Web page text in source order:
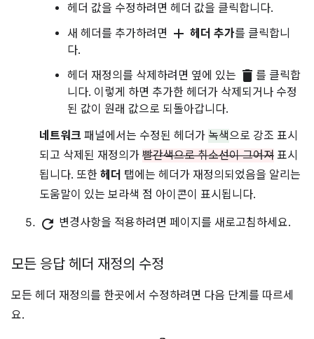
헤더 값을 수정하려면 헤더 값을 클릭합니다.
새 헤더를 추가하려면 add 헤더 추가를 클릭합니
다.
헤더 재정의를 삭제하려면 옆에 있는 delete 를 클릭합
니다. 이렇게 하면 추가한 헤더가 삭제되거나 수정
된 값이 원래 값으로 되돌아갑니다.
네트워크 패널에서는 수정된 헤더가 녹색으로 강조 표시
되고 삭제된 재정의가 빨간색으로 취소선이 그어져 표시
됩니다. 또한 헤더 탭에는 헤더가 재정의되었음을 알리는
도움말이 있는 보라색 점 아이콘이 표시됩니다.
refresh 변경사항을 적용하려면 페이지를 새로고침하세요.
모든 응답 헤더 재정의 수정
모든 헤더 재정의를 한곳에서 수정하려면 다음 단계를 따르세
요.